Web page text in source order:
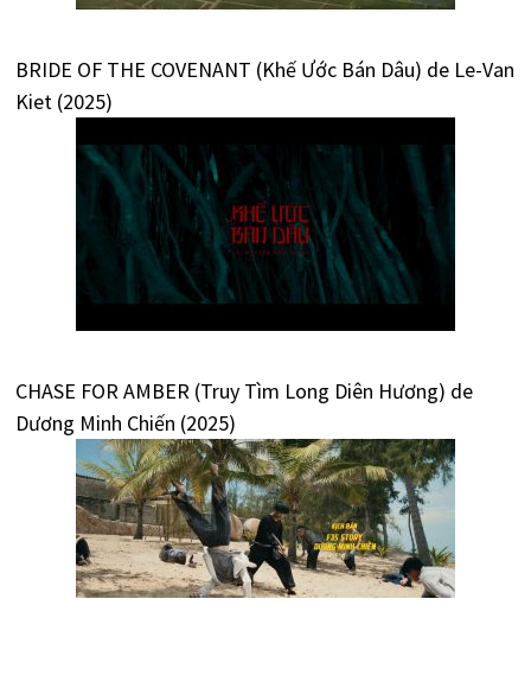
BRIDE OF THE COVENANT (Khế Ước Bán Dâu) de Le-Van
Kiet (2025)
CHASE FOR AMBER (Truy Tìm Long Diên Hương) de
Dương Minh Chiến (2025)